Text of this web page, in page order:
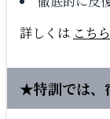
詳しくは こちら
★特訓では、